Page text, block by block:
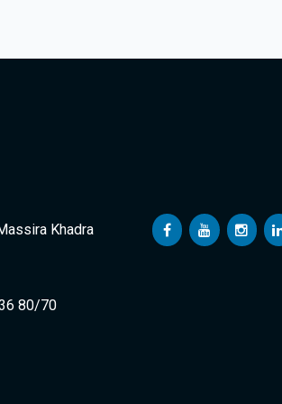
Khadra
80/70